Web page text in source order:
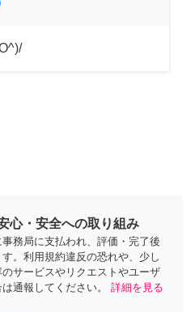
心・安全への取り組み
務局に支払われ、評価・完了後
。利用規約違反の恐れや、少し
サービスやリクエストやユーザ
通報してください。
詳細を見る